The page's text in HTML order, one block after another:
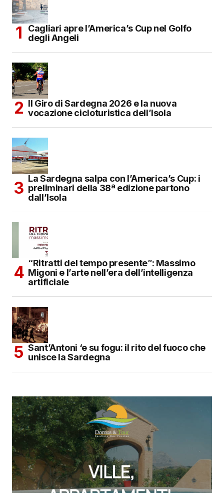
Cagliari apre l’America’s Cup nel Golfo
degli Angeli
Il Giro di Sardegna 2026 e la nuova
vocazione cicloturistica dell’Isola
La Sardegna salpa con l’America’s Cup: i
preliminari della 38ª edizione partono
dall’Isola
“Ritratti del tempo presente”: Massimo
Migoni e l’arte nell’era dell’intelligenza
artificiale
Sant’Antoni ‘e su fogu: il rito del fuoco che
unisce la Sardegna